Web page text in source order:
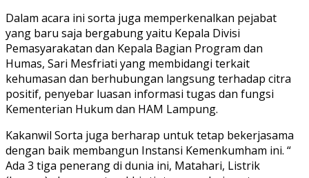
Dalam acara ini sorta juga memperkenalkan pejabat
yang baru saja bergabung yaitu Kepala Divisi
Pemasyarakatan dan Kepala Bagian Program dan
Humas, Sari Mesfriati yang membidangi terkait
kehumasan dan berhubungan langsung terhadap citra
positif, penyebar luasan informasi tugas dan fungsi
Kementerian Hukum dan HAM Lampung.
Kakanwil Sorta juga berharap untuk tetap bekerjasama
dengan baik membangun Instansi Kemenkumham ini. “
Ada 3 tiga penerang di dunia ini, Matahari, Listrik